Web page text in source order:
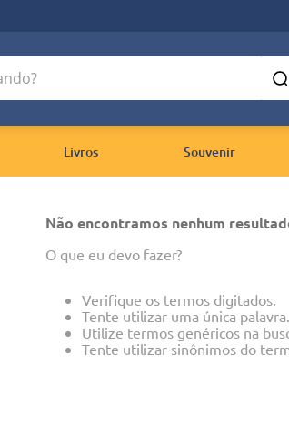
Livros Souvenir
Não encontramos nenhum
O que eu devo fazer?
Verifique os termos digitados.
Tente utilizar uma única palavra.
Utilize termos genéricos na
Tente utilizar sinônimos do